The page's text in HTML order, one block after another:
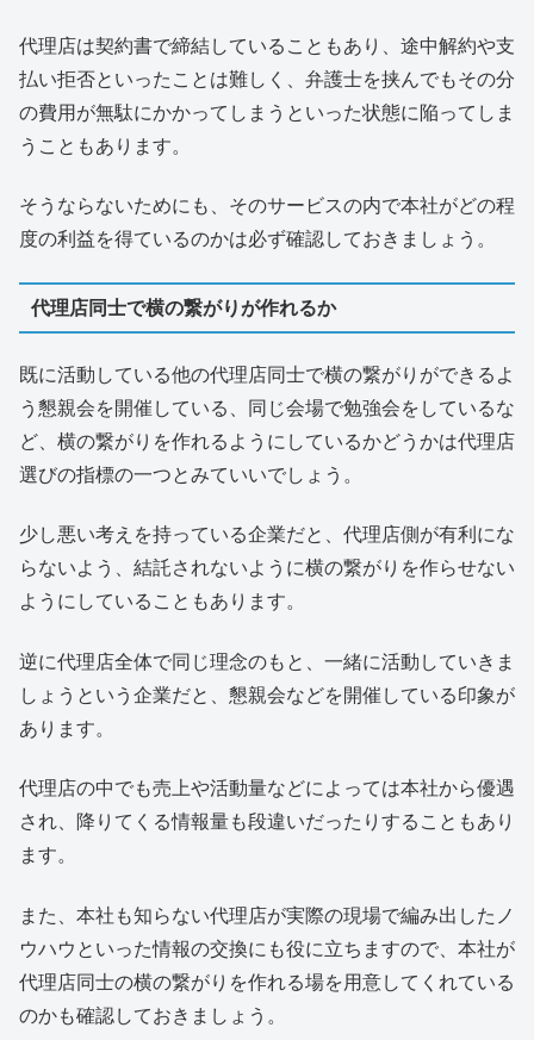
代理店は契約書で締結していることもあり、途中解約や支
払い拒否といったことは難しく、弁護士を挟んでもその分
の費用が無駄にかかってしまうといった状態に陥ってしま
うこともあります。
そうならないためにも、そのサービスの内で本社がどの程
度の利益を得ているのかは必ず確認しておきましょう。
代理店同士で横の繋がりが作れるか
既に活動している他の代理店同士で横の繋がりができるよ
う懇親会を開催している、同じ会場で勉強会をしているな
ど、横の繋がりを作れるようにしているかどうかは代理店
選びの指標の一つとみていいでしょう。
少し悪い考えを持っている企業だと、代理店側が有利にな
らないよう、結託されないように横の繋がりを作らせない
ようにしていることもあります。
逆に代理店全体で同じ理念のもと、一緒に活動していきま
しょうという企業だと、懇親会などを開催している印象が
あります。
代理店の中でも売上や活動量などによっては本社から優遇
され、降りてくる情報量も段違いだったりすることもあり
ます。
また、本社も知らない代理店が実際の現場で編み出したノ
ウハウといった情報の交換にも役に立ちますので、本社が
代理店同士の横の繋がりを作れる場を用意してくれている
のかも確認しておきましょう。